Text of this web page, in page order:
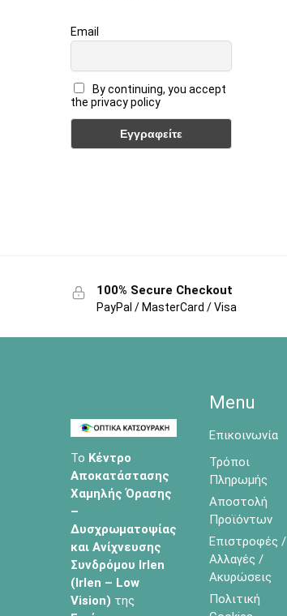
Email
By continuing, you accept
the privacy policy
100% Secure Checkout
PayPal / MasterCard / Visa
Το Κέντρο
Αποκατάστασης
Χαμηλής Όρασης
–
Δυσχρωματοψίας
και Ανίχνευσης
Συνδρόμου Irlen
(Irlen – Low
Vision) της
Menu
Επικοινωνία
Τρόποι
Πληρωμής
Αποστολή
Προϊόντων
Επιστροφές /
Αλλαγές /
Ακυρώσεις
Πολιτική